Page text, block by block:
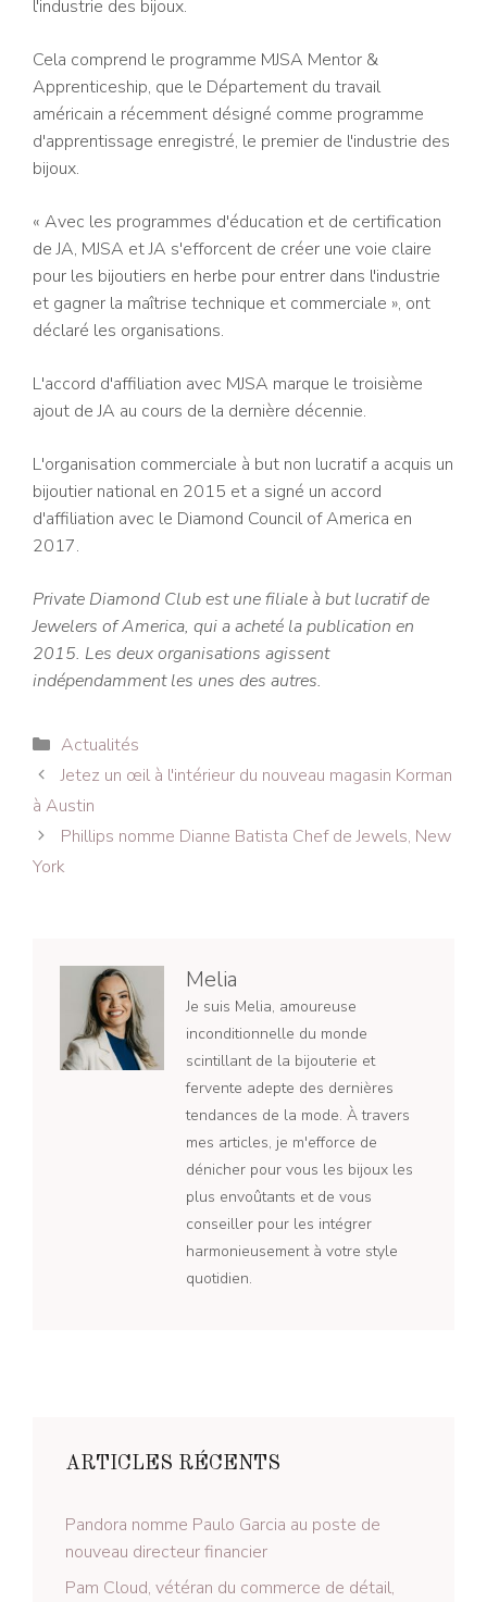
l'industrie des bijoux.
Cela comprend le programme MJSA Mentor &
Apprenticeship, que le Département du travail
américain a récemment désigné comme programme
d'apprentissage enregistré, le premier de l'industrie des
bijoux.
« Avec les programmes d'éducation et de certification
de JA, MJSA et JA s'efforcent de créer une voie claire
pour les bijoutiers en herbe pour entrer dans l'industrie
et gagner la maîtrise technique et commerciale », ont
déclaré les organisations.
L'accord d'affiliation avec MJSA marque le troisième
ajout de JA au cours de la dernière décennie.
L'organisation commerciale à but non lucratif a acquis un
bijoutier national en 2015 et a signé un accord
d'affiliation avec le Diamond Council of America en
2017.
Private Diamond Club est une filiale à but lucratif de
Jewelers of America, qui a acheté la publication en
2015. Les deux organisations agissent
indépendamment les unes des autres.
Catégories
Actualités
Navigation
des
articles
Jetez un œil à l'intérieur du nouveau magasin Korman
à Austin
Phillips nomme Dianne Batista Chef de Jewels, New
York
Melia
Je suis Melia, amoureuse
inconditionnelle du monde
scintillant de la bijouterie et
fervente adepte des dernières
tendances de la mode. À travers
mes articles, je m'efforce de
dénicher pour vous les bijoux les
plus envoûtants et de vous
conseiller pour les intégrer
harmonieusement à votre style
quotidien.
ARTICLES RÉCENTS
Pandora nomme Paulo Garcia au poste de
nouveau directeur financier
Pam Cloud, vétéran du commerce de détail,